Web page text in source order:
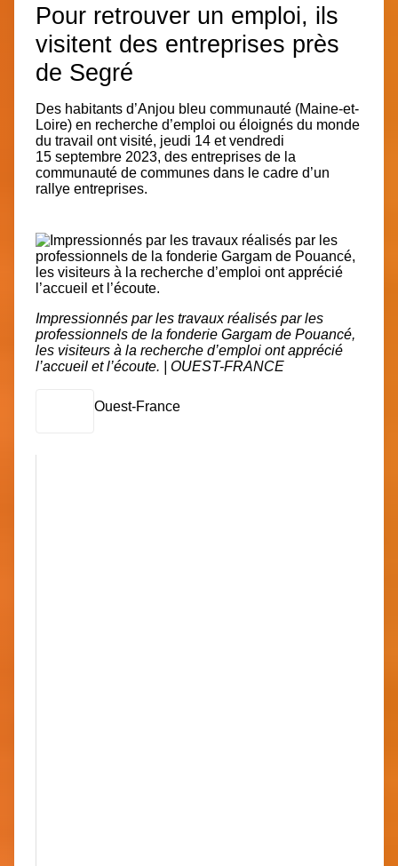
Pour retrouver un emploi, ils
visitent des entreprises près
de Segré
Des habitants d’Anjou bleu communauté (Maine-et-
Loire) en recherche d’emploi ou éloignés du monde
du travail ont visité, jeudi 14 et vendredi
15 septembre 2023, des entreprises de la
communauté de communes dans le cadre d’un
rallye entreprises.
Impressionnés par les travaux réalisés par les
professionnels de la fonderie Gargam de Pouancé,
les visiteurs à la recherche d’emploi ont apprécié
l’accueil et l’écoute. | OUEST-FRANCE
Ouest-France